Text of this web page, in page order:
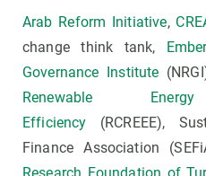
Arab Reform Initiative,
change think tank,
Ember
Governance Institute
Renewable
Efficiency (RCREEE),
Finance Association